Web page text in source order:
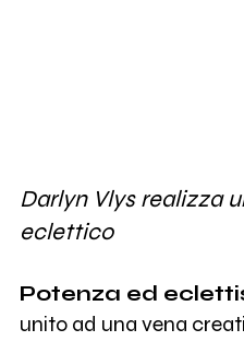
Darlyn Vlys realizza
eclettico
Potenza ed
unito ad una vena